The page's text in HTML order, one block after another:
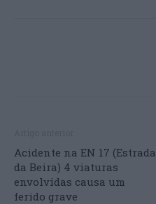
Acidente na EN 17 (Estrada
da Beira) 4 viaturas
envolvidas causa um
ferido grave